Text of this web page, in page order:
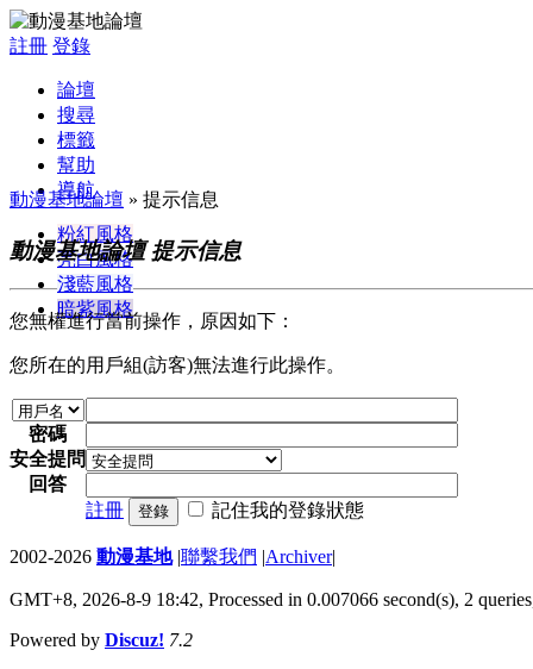
註冊 登錄
論壇
搜尋
標籤
幫助
導航
粉紅風格
亮白風格
淺藍風格
暗紫風格
動漫基地論壇 » 提示信息
動漫基地論壇 提示信息
您無權進行當前操作，原因如下：
您所在的用戶組(訪客)無法進行此操作。
密碼
安全提問
回答
註冊
登錄 記住我的登錄狀態
2002-2026 動漫基地 |聯繫我們 |Archiver|
GMT+8, 2026-8-9 18:42, Processed in 0.007066 second(s), 2
Powered by Discuz! 7.2